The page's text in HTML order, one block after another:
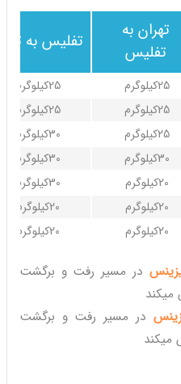
تفلیس به
تهران به
تفلیس
25کیلوگرم 25کیلوگرم
25کیلوگرم
25کیلوگرم
30کیلوگرم
25کیلوگرم
30کیلوگرم 30کیلوگرم
30کیلوگرم 20کیلوگرم
20کیلوگرم
20کیلوگرم
20کیلوگرم
20کیلوگرم
در مسیر رفت و برگشت
میکند
در مسیر رفت و برگشت
میکند